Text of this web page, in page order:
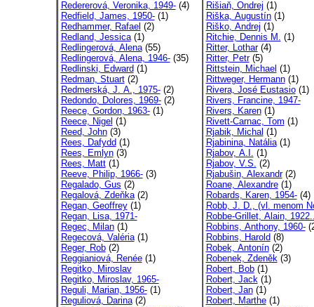
Redererová, Veronika, 1949-(4)
Redfield, James, 1950-(1)
Redhammer, Rafael (2)
Redland, Jessica(1)
Redlingerová, Alena(55)
Redlingerová, Alena, 1946-(35)
Redlinski, Edward (1)
Redman, Stuart(2)
Redmerská, J. A., 1975-(2)
Redondo, Dolores, 1969-(2)
Reece, Gordon, 1963-(1)
Reece, Nigel (1)
Reed, John(3)
Rees, Dafydd (1)
Rees, Emlyn(3)
Rees, Matt(1)
Reeve, Philip, 1966-(3)
Regalado, Gus (2)
Regalová, Zdeňka(2)
Regan, Geoffrey(1)
Regan, Lisa, 1971-
Regec, Milan(1)
Regecová, Valéria(1)
Reger, Rob(2)
Reggianiová, Renée(1)
Regitko, Miroslav
Regitko, Miroslav, 1965-
Reguli, Marian, 1956-(1)
Reguliová, Darina(2)
Rišiaň, Ondrej (1)
Riška, Augustín(1)
Riško, Andrej (1)
Ritchie, Dennis M. (1)
Ritter, Lothar(4)
Ritter, Petr(5)
Rittstein, Michael (1)
Rittweger, Hermann(1)
Rivera, José Eustasio(1)
Rivers, Francine, 1947-
Rivers, Karen(1)
Rivett-Carnac, Tom (1)
Rjabik, Michal (1)
Rjabinina, Natália(1)
Rjabov, A.I. (1)
Rjabov, V.S. (2)
Rjabušin, Alexandr(2)
Roane, Alexandre(1)
Robards, Karen, 1954-(4)
Robb, J. D., (vl. menom
Robbe-Grillet, Alain,
Robbins, Anthony, 1960-
Robbins, Harold (8)
Robek, Antonín(2)
Robenek, Zdeněk(3)
Robert, Bob(1)
Robert, Jack(1)
Robert, Jan(1)
Robert, Marthe(1)